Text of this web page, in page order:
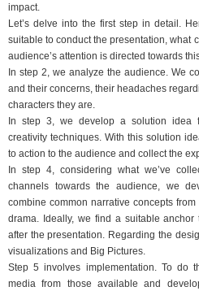
impact.
Let’s delve into the first step in detail.
suitable to conduct the presentation, what
audience’s attention is directed towards
In step 2, we analyze the audience. We
and their concerns, their headaches
characters they are.
In step 3, we develop a solution idea
creativity techniques. With this solution
to action to the audience and collect the
In step 4, considering what we’ve
channels towards the audience, we
combine common narrative concepts
drama. Ideally, we find a suitable
after the presentation. Regarding the
visualizations and Big Pictures.
Step 5 involves implementation. To do
media from those available and